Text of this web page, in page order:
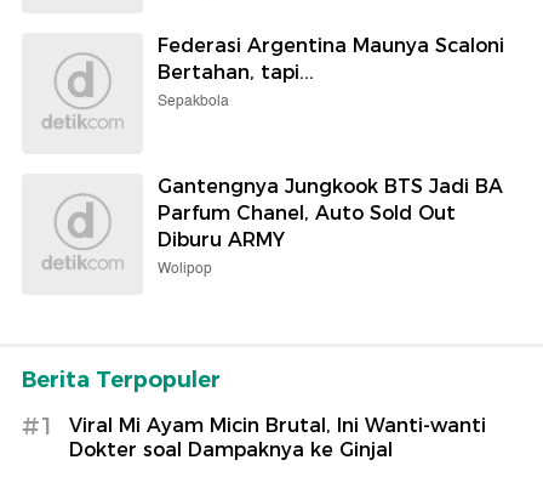
Federasi Argentina Maunya Scaloni
Bertahan, tapi...
Sepakbola
Gantengnya Jungkook BTS Jadi BA
Parfum Chanel, Auto Sold Out
Diburu ARMY
Wolipop
Berita Terpopuler
#1
Viral Mi Ayam Micin Brutal, Ini Wanti-wanti
Dokter soal Dampaknya ke Ginjal